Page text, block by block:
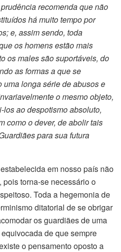
recomenda que não
há muito tempo por
e, assim sendo, toda
os homens estão mais
os males são suportáveis, do
as formas a que se
uma longa série de abusos e
o mesmo objeto,
ao despotismo absoluto,
como o dever, de abolir tais
para sua futura
em nosso país não
pois torna-se necessário o
Toda a hegemonia de
ditatorial de se obrigar
os guardiães de uma
de que sempre
o pensamento oposto a